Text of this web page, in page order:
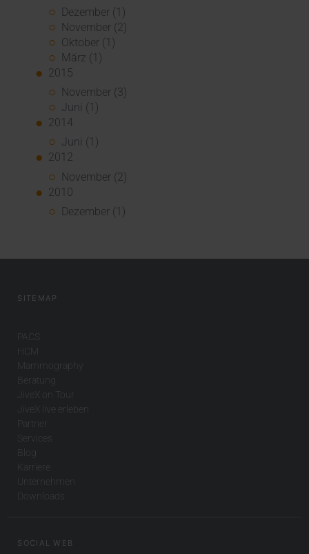
Dezember (1)
November (2)
Oktober (1)
März (1)
2015
November (3)
Juni (1)
2014
Juni (1)
2012
November (2)
2010
Dezember (1)
SITEMAP
PACS
HCM
Mammography
Beratung
JiveX on Tour
JiveX live erleben
Partner
Services
Blog
Karriere
Unternehmen
Downloads
SOCIAL WEB